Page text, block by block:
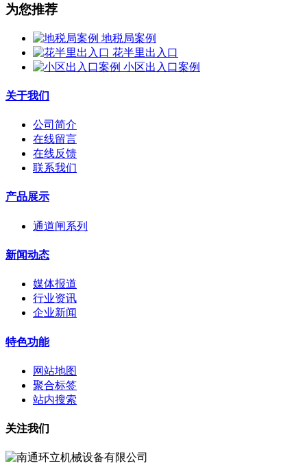
为您推荐
地税局案例
花半里出入口
小区出入口案例
关于我们
公司简介
在线留言
在线反馈
联系我们
产品展示
通道闸系列
新闻动态
媒体报道
行业资讯
企业新闻
特色功能
网站地图
聚合标签
站内搜索
关注我们